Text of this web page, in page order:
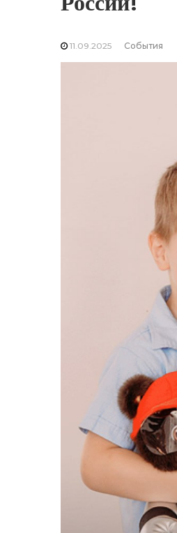
11.09.2025 События